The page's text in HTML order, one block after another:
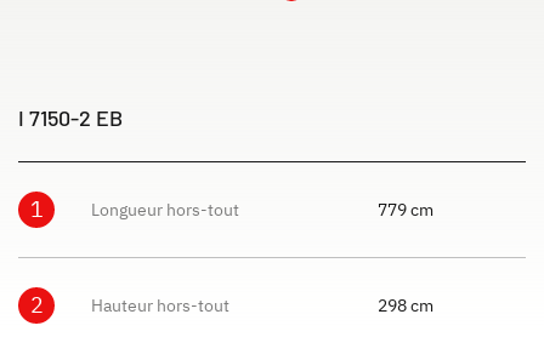
I 7150-2 EB
1 Longueur hors-tout 779 cm
2 Hauteur hors-tout 298 cm